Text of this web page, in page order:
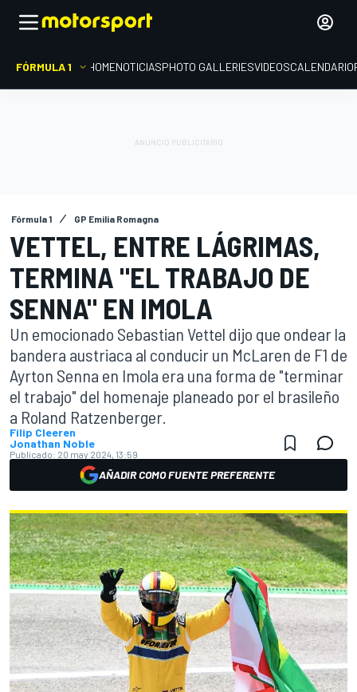
FÓRMULA 1 HOMENOTICIASPHOTO GALLERIESVIDEOSCALENDARIO
Fórmula 1 GP Emilia Romagna
VETTEL, ENTRE LÁGRIMAS,
TERMINA "EL TRABAJO DE
SENNA" EN IMOLA
Un emocionado Sebastian Vettel dijo que ondear la
bandera austriaca al conducir un McLaren de F1 de
Ayrton Senna en Imola era una forma de "terminar
el trabajo" del homenaje planeado por el brasileño
a Roland Ratzenberger.
Filip Cleeren
Jonathan Noble
Publicado: 20 may 2024, 13:59
AÑADIR COMO FUENTE PREFERENTE